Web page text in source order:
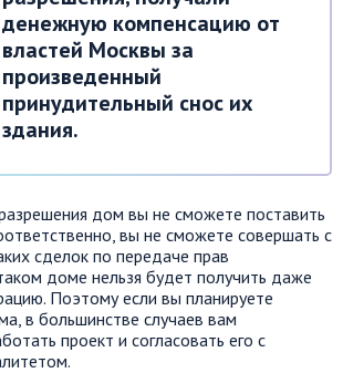
денежную компенсацию от
властей Москвы за
произведенный
принудительный снос их
здания.
дом вы не сможете поставить
вы не сможете совершать с
сделок по передаче прав
доме нельзя будет получить даже
Поэтому если вы планируете
в большинстве случаев вам
проект и согласовать его с